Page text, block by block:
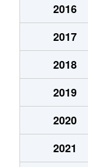
2016
2017
2018
2019
2020
2021